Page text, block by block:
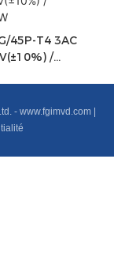
45P-T4 3AC
/
- www.fgimvd.com